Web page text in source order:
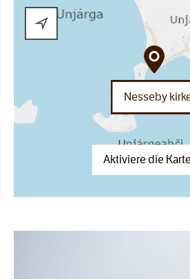
Nesseby
Aktiviere die Karte